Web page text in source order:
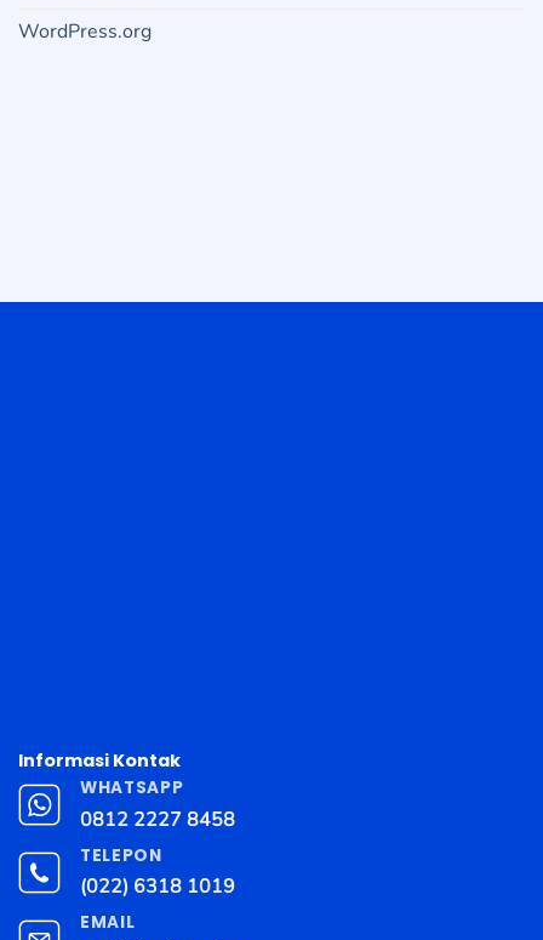
WordPress.org
Informasi Kontak
WHATSAPP
0812 2227 8458
TELEPON
(022) 6318 1019
EMAIL